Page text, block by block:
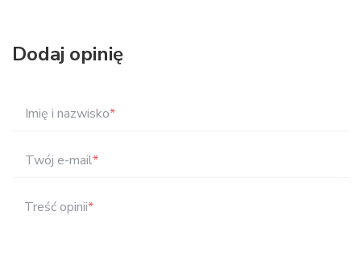
Dodaj opinię
Imię i nazwisko*
Twój e-mail*
Treść opinii*